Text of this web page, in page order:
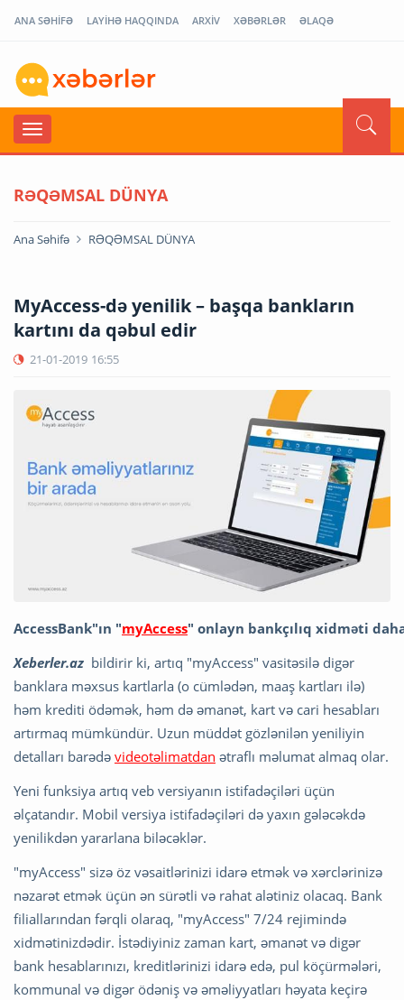
ANA SƏHİFƏ LAYİHƏ HAQQINDA ARXİV XƏBƏRLƏR ƏLAQƏ
RƏQƏMSAL DÜNYA
Ana Səhifə RƏQƏMSAL DÜNYA
MyAccess-də yenilik – başqa bankların
kartını da qəbul edir
21-01-2019 16:55
AccessBank"ın "myAccess" onlayn bankçılıq xidməti
Xeberler.az bildirir ki, artıq "myAccess" vasitəsilə digər
banklara məxsus kartlarla (o cümlədən, maaş kartları ilə)
həm krediti ödəmək, həm də əmanət, kart və cari hesabları
artırmaq mümkündür. Uzun müddət gözlənilən yeniliyin
detalları barədə videotəlimatdan ətraflı məlumat almaq olar.
Yeni funksiya artıq veb versiyanın istifadəçiləri üçün
əlçatandır. Mobil versiya istifadəçiləri də yaxın gələcəkdə
yenilikdən yararlana biləcəklər.
"myAccess" sizə öz vəsaitlərinizi idarə etmək və xərclərinizə
nəzarət etmək üçün ən sürətli və rahat alətiniz olacaq. Bank
filiallarından fərqli olaraq, "myAccess" 7/24 rejimində
xidmətinizdədir. İstədiyiniz zaman kart, əmanət və digər
bank hesablarınızı, kreditlərinizi idarə edə, pul köçürmələri,
kommunal və digər ödəniş və əməliyyatları həyata keçirə